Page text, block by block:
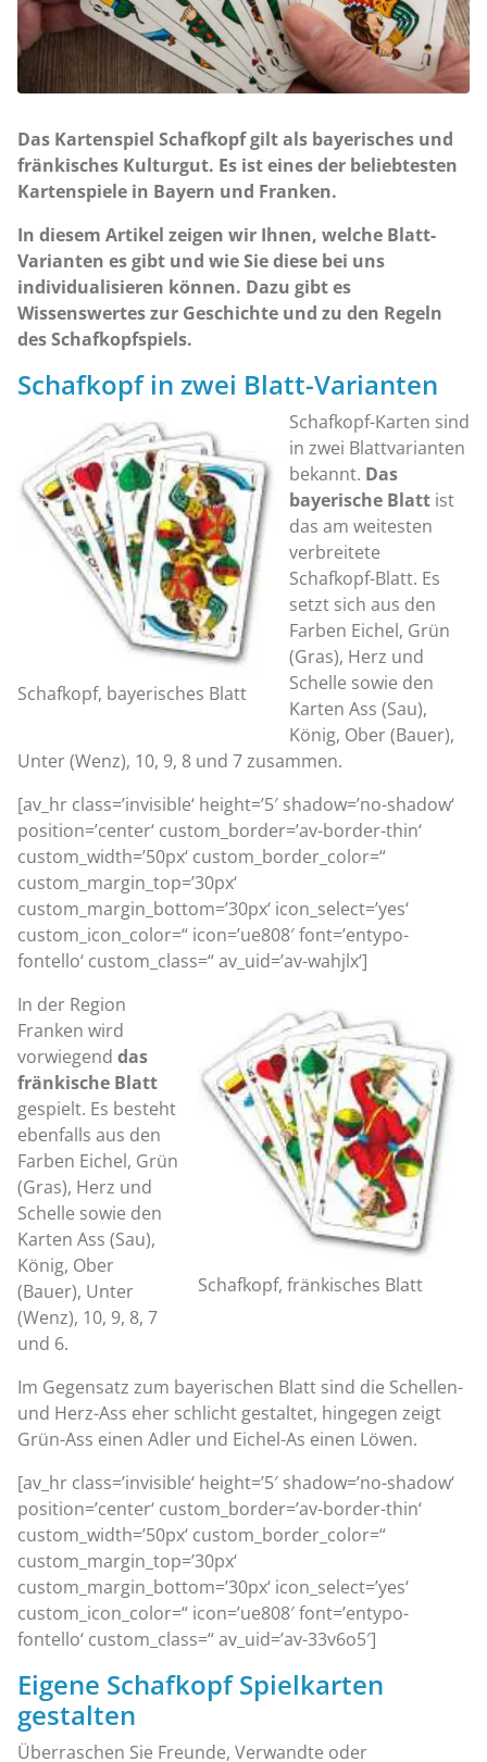
Das Kartenspiel Schafkopf gilt als bayerisches und
fränkisches Kulturgut. Es ist eines der beliebtesten
Kartenspiele in Bayern und Franken.
In diesem Artikel zeigen wir Ihnen, welche Blatt-
Varianten es gibt und wie Sie diese bei uns
individualisieren können. Dazu gibt es
Wissenswertes zur Geschichte und zu den Regeln
des Schafkopfspiels.
Schafkopf in zwei Blatt-Varianten
Schafkopf, bayerisches Blatt
Schafkopf-Karten sind
in zwei Blattvarianten
bekannt. Das
bayerische Blattist
das am weitesten
verbreitete
Schafkopf-Blatt. Es
setzt sich aus den
Farben Eichel, Grün
(Gras), Herz und
Schelle sowie den
Karten Ass (Sau),
König, Ober (Bauer),
Unter (Wenz), 10, 9, 8 und 7 zusammen.
[av_hr class=’invisible‘ height=’5′ shadow=’no-shadow‘
position=’center‘ custom_border=’av-border-thin‘
custom_width=’50px‘ custom_border_color=“
custom_margin_top=’30px‘
custom_margin_bottom=’30px‘ icon_select=’yes‘
custom_icon_color=“ icon=’ue808′ font=’entypo-
fontello‘ custom_class=“ av_uid=’av-wahjlx‘]
Schafkopf, fränkisches Blatt
In der Region
Franken wird
vorwiegend das
fränkische Blatt
gespielt. Es besteht
ebenfalls aus den
Farben Eichel, Grün
(Gras), Herz und
Schelle sowie den
Karten Ass (Sau),
König, Ober
(Bauer), Unter
(Wenz), 10, 9, 8, 7
und 6.
Im Gegensatz zum bayerischen Blatt sind die Schellen-
und Herz-Ass eher schlicht gestaltet, hingegen zeigt
Grün-Ass einen Adler und Eichel-As einen Löwen.
[av_hr class=’invisible‘ height=’5′ shadow=’no-shadow‘
position=’center‘ custom_border=’av-border-thin‘
custom_width=’50px‘ custom_border_color=“
custom_margin_top=’30px‘
custom_margin_bottom=’30px‘ icon_select=’yes‘
custom_icon_color=“ icon=’ue808′ font=’entypo-
fontello‘ custom_class=“ av_uid=’av-33v6o5′]
Eigene Schafkopf Spielkarten
gestalten
Überraschen Sie Freunde, Verwandte oder